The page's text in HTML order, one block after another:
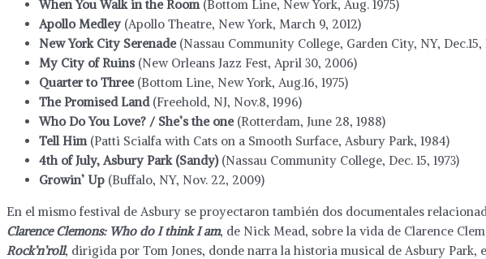
When You Walk in the Room(Bottom Line, New York, Aug. 1975)
Apollo Medley(Apollo Theatre, New York, March 9, 2012)
New York City Serenade(Nassau Community College, Garden City, NY, Dec.15,
My City of Ruins(New Orleans Jazz Fest, April 30, 2006)
Quarter to Three(Bottom Line, New York, Aug.16, 1975)
The Promised Land(Freehold, NJ, Nov.8, 1996)
Who Do You Love? / She’s the one(Rotterdam, June 28, 1988)
Tell Him(Patti Scialfa with Cats on a Smooth Surface, Asbury Park, 1984)
4th of July, Asbury Park (Sandy)(Nassau Community College, Dec. 15, 1973)
Growin’ Up (Buffalo, NY, Nov. 22, 2009)
En el mismo festival de Asbury se proyectaron también dos documentales
Clarence Clemons: Who do I think I am, de Nick Mead, sobre la vida de Clarence
Rock’n’roll, dirigida por Tom Jones, donde narra la historia musical de Asbury Park,